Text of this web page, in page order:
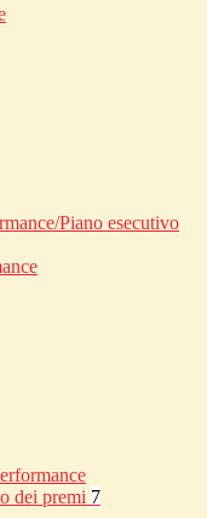
Piano esecutivo
dei premi 7